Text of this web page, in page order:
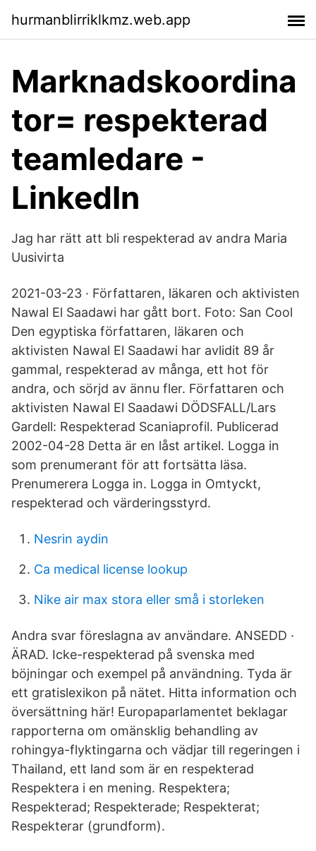
hurmanblirriklkmz.web.app
Marknadskoordina
tor= respekterad
teamledare -
LinkedIn
Jag har rätt att bli respekterad av andra Maria
Uusivirta
2021-03-23 · Författaren, läkaren och aktivisten
Nawal El Saadawi har gått bort. Foto: San Cool
Den egyptiska författaren, läkaren och
aktivisten Nawal El Saadawi har avlidit 89 år
gammal, respekterad av många, ett hot för
andra, och sörjd av ännu fler. Författaren och
aktivisten Nawal El Saadawi DÖDSFALL/Lars
Gardell: Respekterad Scaniaprofil. Publicerad
2002-04-28 Detta är en låst artikel. Logga in
som prenumerant för att fortsätta läsa.
Prenumerera Logga in. Logga in Omtyckt,
respekterad och värderingsstyrd.
Nesrin aydin
Ca medical license lookup
Nike air max stora eller små i storleken
Andra svar föreslagna av användare. ANSEDD ·
ÄRAD. Icke-respekterad på svenska med
böjningar och exempel på användning. Tyda är
ett gratislexikon på nätet. Hitta information och
översättning här! Europaparlamentet beklagar
rapporterna om omänsklig behandling av
rohingya-flyktingarna och vädjar till regeringen i
Thailand, ett land som är en respekterad
Respektera i en mening. Respektera;
Respekterad; Respekterade; Respekterat;
Respekterar (grundform).